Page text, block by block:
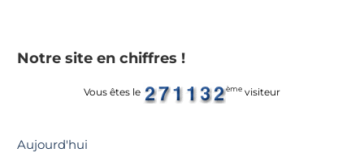
Notre site en chiffres !
Vous êtes le ème visiteur
Aujourd'hui